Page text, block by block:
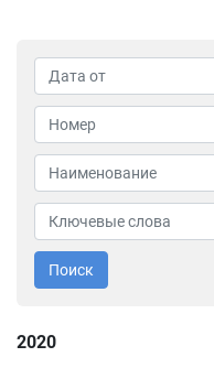
Поиск
2020